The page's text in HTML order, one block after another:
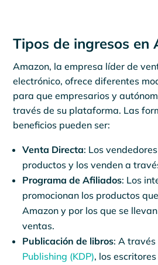
Tipos de ingresos en
Amazon, la empresa líder de
electrónico, ofrece diferentes
para que empresarios y
través de su plataforma. Las
beneficios pueden ser:
Venta Directa: Los
productos y los venden a
Programa de Afiliados: Los
promocionan los productos
Amazon y por los que se
ventas.
Publicación de libros: A través
Publishing (KDP), los